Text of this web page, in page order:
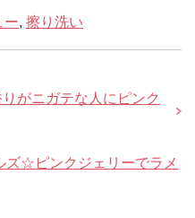
ー, 擦り洗い
がニガテな人にピンク
ズ☆ピンクジェリーでラメ